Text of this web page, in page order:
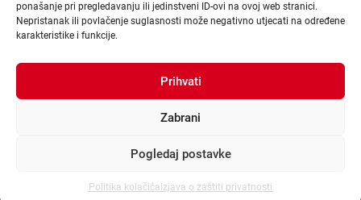
ponašanje pri pregledavanju ili jedinstveni ID-ovi na ovoj web stranici.
Nepristanak ili povlačenje suglasnosti može negativno utjecati na određene
karakteristike i funkcije.
Prihvati
Zabrani
Pogledaj postavke
Politika kolačića Izjava o zaštiti privatnosti
Izrada:dcc4web